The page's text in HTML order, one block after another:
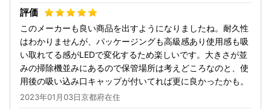
このメーカーも良い商品を出すようになりましたね。耐久性
はわかりませんが、パッケージングも高級感あり使用感も吸
い取れてる感がLEDで変化するため楽しいです。大きさが並
みの掃除機並みにあるので保管場所は考えどころなのと、使
用後の吸い込み口キャップが付いてれば更に良かったかも。
2023年01月03日京都府在住